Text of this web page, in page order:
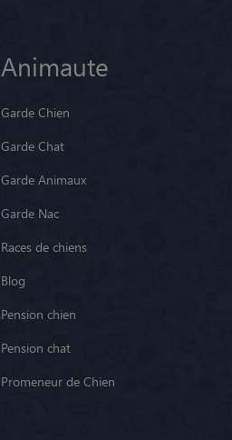
Animaute
Garde Chien
Garde Chat
Garde Animaux
Garde Nac
Races de chiens
Blog
Pension chien
Pension chat
Promeneur de Chien